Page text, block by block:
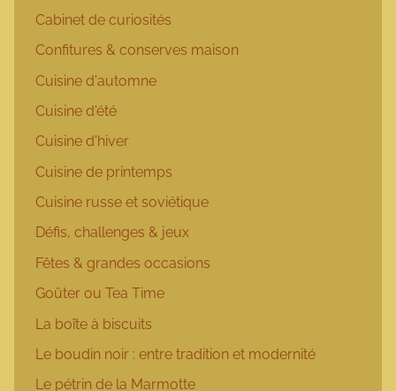
Cabinet de curiosités
Confitures & conserves maison
Cuisine d'automne
Cuisine d'été
Cuisine d'hiver
Cuisine de printemps
Cuisine russe et soviétique
Défis, challenges & jeux
Fêtes & grandes occasions
Goûter ou Tea Time
La boîte à biscuits
Le boudin noir : entre tradition et modernité
Le pétrin de la Marmotte